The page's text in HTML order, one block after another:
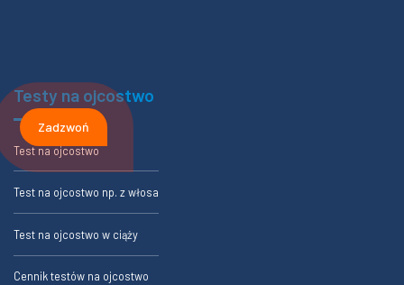
Testy na ojcostwo
Test na ojcostwo
Test na ojcostwo np. z włosa
Test na ojcostwo w ciąży
Cennik testów na ojcostwo
Zadzwoń